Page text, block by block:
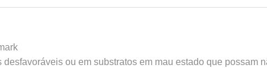
ou em substratos em mau estado que possam